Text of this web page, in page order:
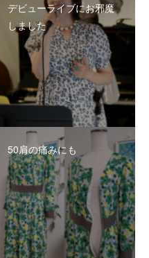
デビューライブにお邪魔
しました
50肩の痛みにも